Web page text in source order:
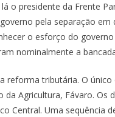
o presidente da Frente
pela separação
o esforço do
nominalmente a
reforma tributária. O
da Agricultura, Fávaro.
Central. Uma sequência